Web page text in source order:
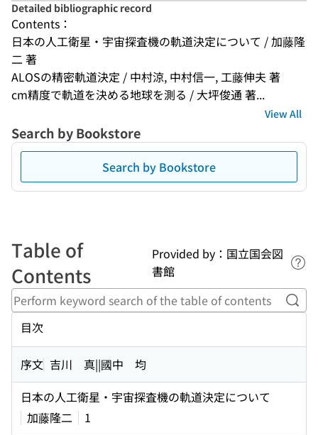
Detailed bibliographic record
Contents：
日本の人工衛星・宇宙探査機の軌道決定について / 加藤隆
二 著
ALOSの精密軌道決定 / 中村涼, 中村信一, 工藤伸夫 著
cm精度で軌道を決める地球を測る / 大坪俊通 著...
View All
Search by Bookstore
Search by Bookstore
Table of
Contents
Provided by：国立国会図
書館
目次
序文 吉川 真||國中 均
日本の人工衛星・宇宙探査機の軌道決定について
加藤隆二
1